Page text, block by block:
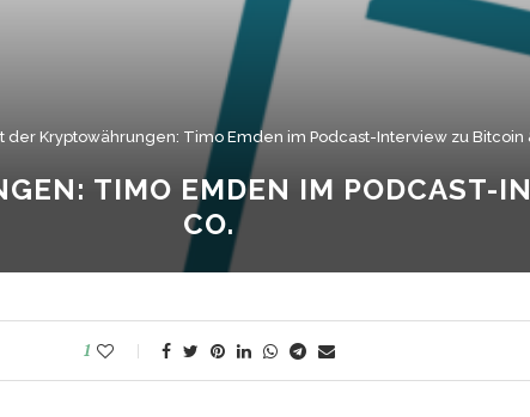
der Kryptowährungen: Timo Emden im Podcast-Interview zu Bitcoin
TIMO EMDEN IM PODCAST-
CO.
1